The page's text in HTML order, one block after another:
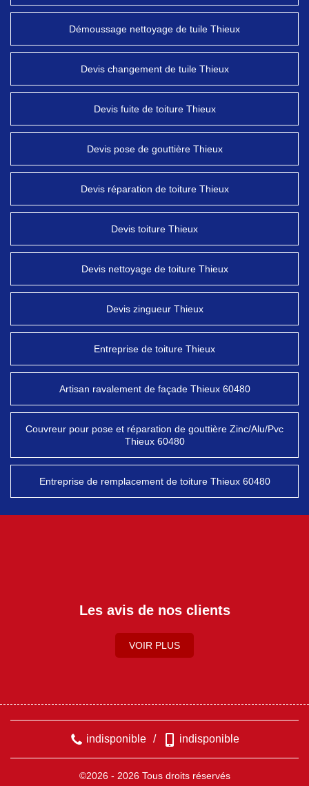
Démoussage nettoyage de tuile Thieux
Devis changement de tuile Thieux
Devis fuite de toiture Thieux
Devis pose de gouttière Thieux
Devis réparation de toiture Thieux
Devis toiture Thieux
Devis nettoyage de toiture Thieux
Devis zingueur Thieux
Entreprise de toiture Thieux
Artisan ravalement de façade Thieux 60480
Couvreur pour pose et réparation de gouttière Zinc/Alu/Pvc
Thieux 60480
Entreprise de remplacement de toiture Thieux 60480
Les avis de nos clients
VOIR PLUS
indisponible / indisponible
©2026 - 2026 Tous droits réservés